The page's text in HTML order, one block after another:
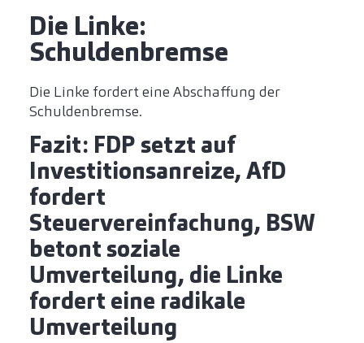
Die Linke:
Schuldenbremse
Die Linke fordert eine Abschaffung der
Schuldenbremse.
Fazit: FDP setzt auf
Investitionsanreize, AfD
fordert
Steuervereinfachung, BSW
betont soziale
Umverteilung, die Linke
fordert eine radikale
Umverteilung